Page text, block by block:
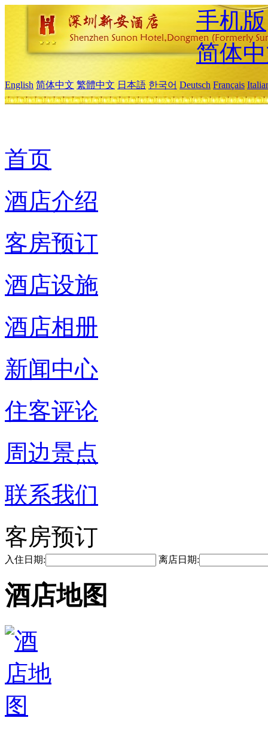
手机版
简体
English 简体中文 繁體中文 日本語 한국어 Deutsch Français
首页
酒店介绍
客房预订
酒店设施
酒店相册
新闻中心
住客评论
周边景点
联系我们
客房预订
入住日期: 离店日期:
酒店地图